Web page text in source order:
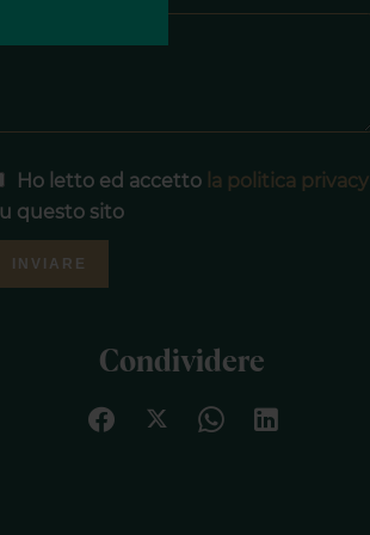
Ho letto ed accetto la politica privacy
questo sito
INVIARE
Condividere